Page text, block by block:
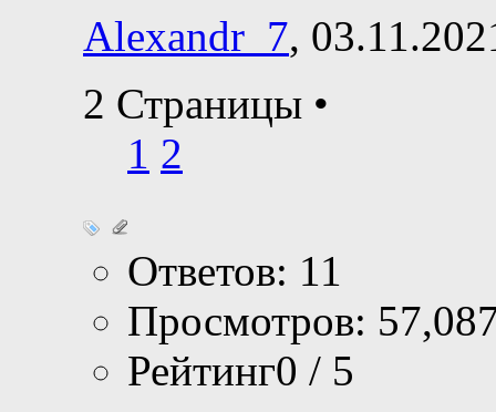
Alexandr_7,
2 Страницы •
1 2
Ответов: 11
Просмотров:
Рейтинг0 / 5